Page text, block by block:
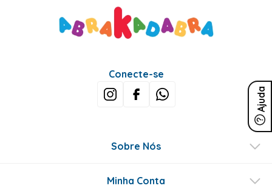
Ajuda
Conecte-se
Sobre Nós
Minha Conta